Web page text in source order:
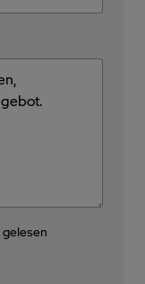
gelesen